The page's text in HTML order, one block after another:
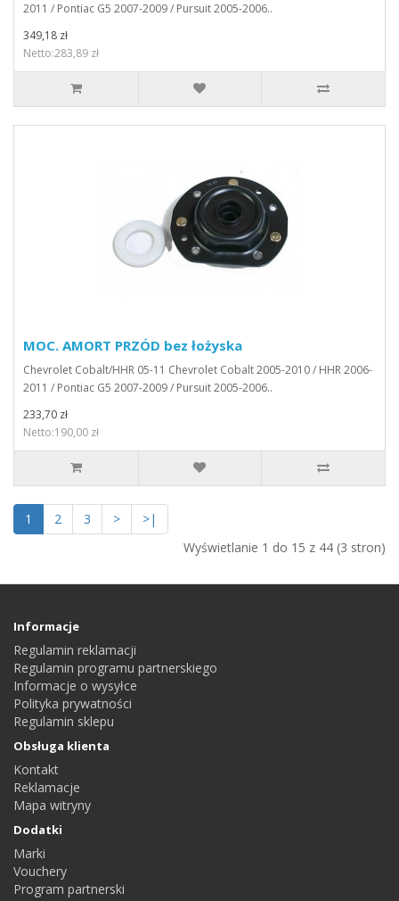
2011 / Pontiac G5 2007-2009 / Pursuit 2005-2006..
349,18 zł
Netto:283,89 zł
MOC. AMORT PRZÓD bez łożyska
Chevrolet Cobalt/HHR 05-11 Chevrolet Cobalt 2005-2010 / HHR 2006-
2011 / Pontiac G5 2007-2009 / Pursuit 2005-2006..
233,70 zł
Netto:190,00 zł
1 2 3 >
>|
Wyświetlanie 1 do 15 z 44 (3 stron)
Informacje
Regulamin reklamacji
Regulamin programu partnerskiego
Informacje o wysyłce
Polityka prywatności
Regulamin sklepu
Obsługa klienta
Kontakt
Reklamacje
Mapa witryny
Dodatki
Marki
Vouchery
Program partnerski